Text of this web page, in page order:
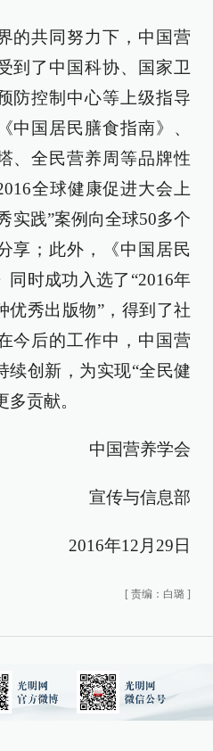
的共同努力下，中国营
到了中国科协、国家卫
防控制中心等上级指导
中国居民膳食指南》、
、全民营养周等品牌性
全球健康促进大会上
实践”案例向全球50多个
享；此外，《中国居民
同时成功入选了“2016年
优秀出版物”，得到了社
今后的工作中，中国营
续创新，为实现“全民健
多贡献。
中国营养学会
宣传与信息部
2016年12月29日
[ 责编：白璐 ]